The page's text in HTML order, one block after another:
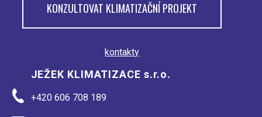
KONZULTOVAT KLIMATIZAČNÍ PROJEKT
kontakty
JEŽEK KLIMATIZACE s.r.o.
+420 606 708 189